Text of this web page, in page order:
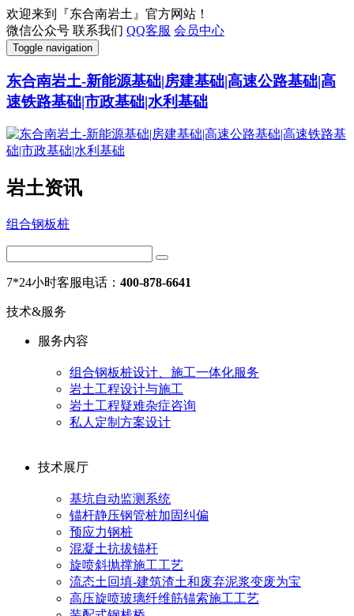
欢迎来到『东合南岩土』官方网站！
微信公众号 联系我们 QQ客服 会员中心
Toggle navigation
东合南岩土-新能源基础|房建基础|高速公路基础|高
速铁路基础|市政基础|水利基础
岩土资讯
组合钢板桩
7*24小时客服电话： 400-878-6641
技术&服务
服务内容
组合钢板桩设计、施工一体化服务
岩土工程设计与施工
岩土工程疑难杂症咨询
私人定制方案设计
技术展厅
基坑自动监测系统
锚杆静压钢管桩加固纠偏
预应力钢桩
混凝土抗拔锚杆
旋喷斜抛撑施工工艺
流态土回填-建筑渣土和废弃泥浆变废为宝
高压旋喷玻璃纤维筋锚索施工工艺